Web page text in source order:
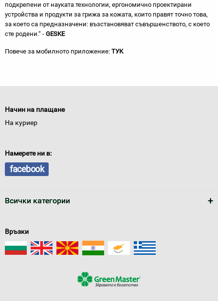
подкрепени от науката технологии, ергономично проектирани
устройства и продукти за грижа за кожата, които правят точно това,
за което са предназначени: възстановяват съвършенството, с което
сте родени.“ - GESKE
Повече за мобилното приложение: ТУК
Начин на плащане
На куриер
Намерете ни в:
facebook
Всички категории
Връзки